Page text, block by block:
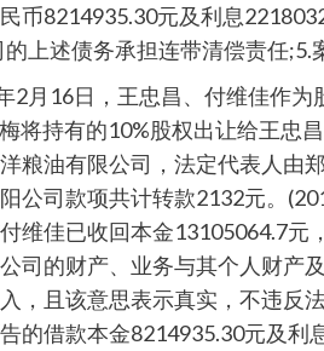
币8214935.30元及利息
上述债务承担连带清偿责任;5.
2月16日，王忠昌、付维佳作
将持有的10%股权出让给王忠
粮油有限公司，法定代表人
公司款项共计转款2132元。
维佳已收回本金13105064.7
司的财产、业务与其个人财
，且该意思表示真实，不违
的借款本金8214935.30元及